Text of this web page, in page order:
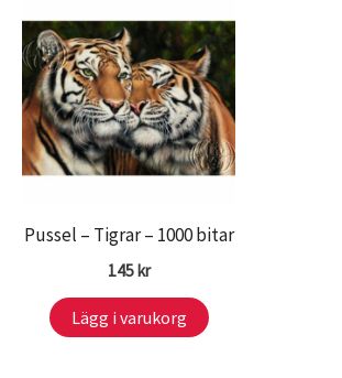
Pussel – Tigrar – 1000 bitar
145kr
Lägg i varukorg